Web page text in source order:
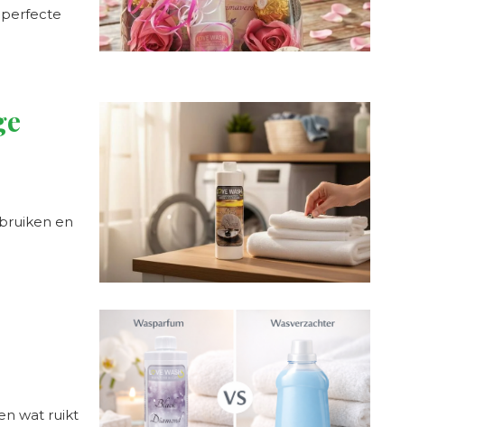
perfecte
en
wat ruikt